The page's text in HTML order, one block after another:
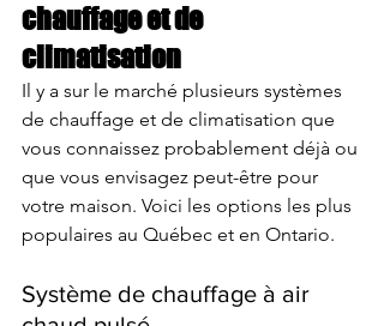
chauffage et de
climatisation
Il y a sur le marché plusieurs systèmes
de chauffage et de climatisation que
vous connaissez probablement déjà ou
que vous envisagez peut-être pour
votre maison. Voici les options les plus
populaires au Québec et en Ontario.
Système de chauffage à air